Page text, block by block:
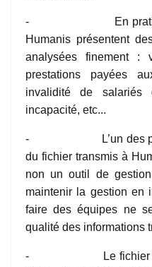
- En pratique,
Humanis présentent
analysées finement :
prestations payées
invalidité de
incapacité, etc...
- L’un des
du fichier transmis à
non un outil de
maintenir la gestion en
faire des équipes ne
qualité des informations
- Le fichier